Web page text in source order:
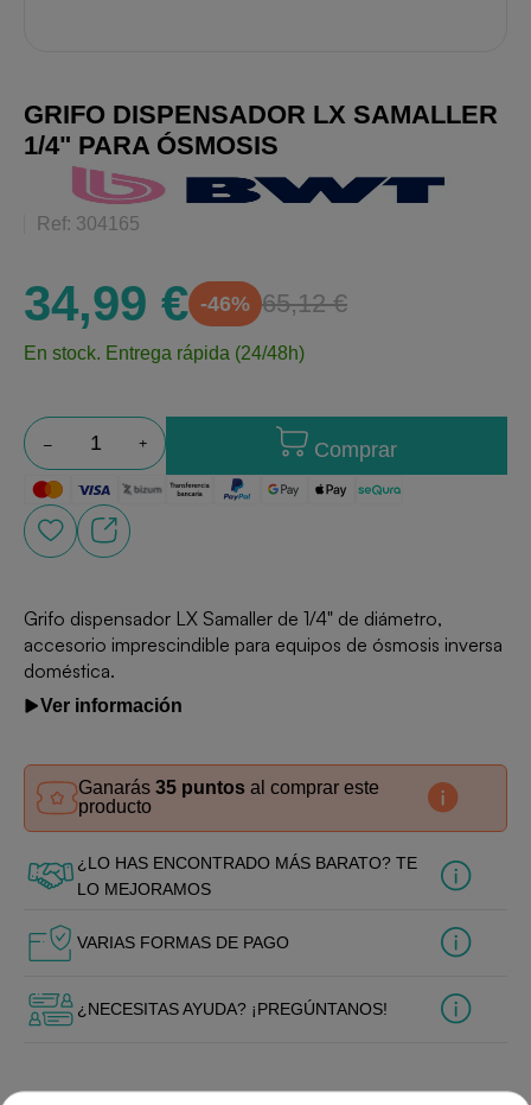
GRIFO DISPENSADOR LX SAMALLER
1/4" PARA ÓSMOSIS
Ref: 304165
34,99 € -46% 65,12 €
En stock. Entrega rápida (24/48h)
Comprar
Grifo dispensador LX Samaller de 1/4" de diámetro,
accesorio imprescindible para equipos de ósmosis inversa
doméstica.
Ver información
Ganarás 35 puntos al comprar este
producto
¿LO HAS ENCONTRADO MÁS BARATO? TE
LO MEJORAMOS
VARIAS FORMAS DE PAGO
¿NECESITAS AYUDA? ¡PREGÚNTANOS!